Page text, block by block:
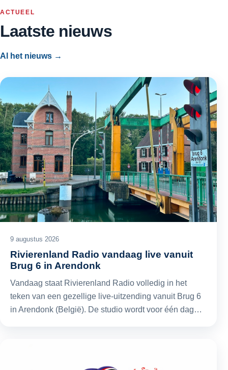
ACTUEEL
Laatste nieuws
Al het nieuws →
9 augustus 2026
Rivierenland Radio vandaag live vanuit
Brug 6 in Arendonk
Vandaag staat Rivierenland Radio volledig in het
teken van een gezellige live-uitzending vanuit Brug 6
in Arendonk (België). De studio wordt voor één dag…